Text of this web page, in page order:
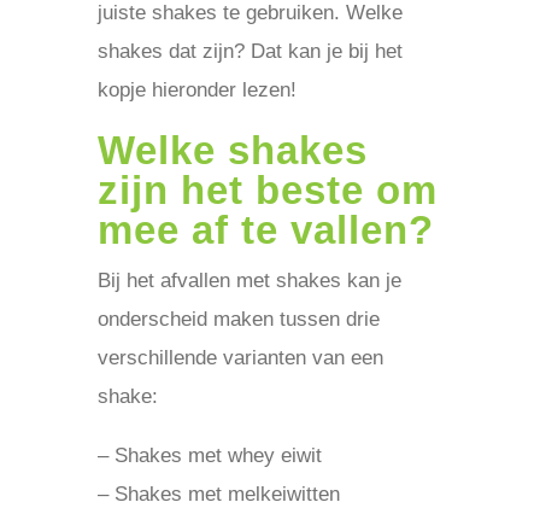
juiste shakes te gebruiken. Welke
shakes dat zijn? Dat kan je bij het
kopje hieronder lezen!
Welke shakes
zijn het beste om
mee af te vallen?
Bij het afvallen met shakes kan je
onderscheid maken tussen drie
verschillende varianten van een
shake:
– Shakes met whey eiwit
– Shakes met melkeiwitten